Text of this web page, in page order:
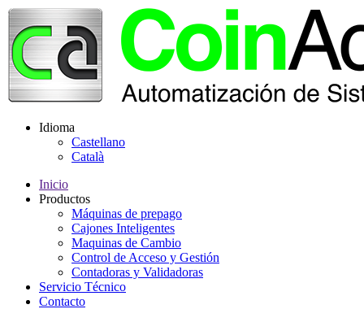
Idioma
Castellano
Català
Inicio
Productos
Máquinas de prepago
Cajones Inteligentes
Maquinas de Cambio
Control de Acceso y Gestión
Contadoras y Validadoras
Servicio Técnico
Contacto